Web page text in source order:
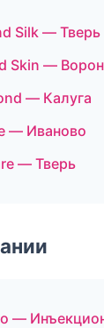
Silk — Тверь
Skin —
— Калуга
— Иваново
— Тверь
—